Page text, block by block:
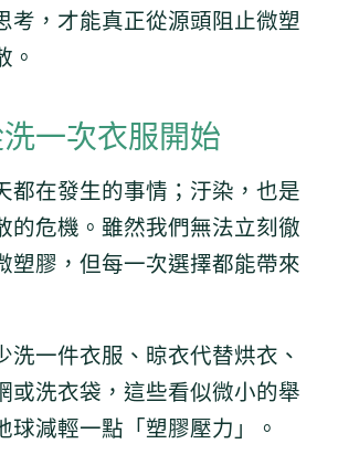
考，才能真正從源頭阻止微塑
。
一次衣服開始
都在發生的事情；汙染，也是
的危機。雖然我們無法立刻徹
塑膠，但每一次選擇都能帶來
洗一件衣服、晾衣代替烘衣、
或洗衣袋，這些看似微小的舉
球減輕一點「塑膠壓力」。